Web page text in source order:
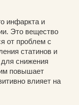
инфаркта и
Это вещество
от проблем с
статинов и
снижения
повышает
влияет на